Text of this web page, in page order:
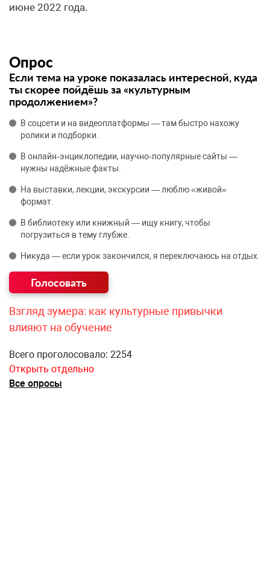
июне 2022 года.
Опрос
Если тема на уроке показалась интересной, куда
ты скорее пойдёшь за «культурным
продолжением»?
В соцсети и на видеоплатформы — там быстро нахожу
ролики и подборки.
В онлайн‑энциклопедии, научно‑популярные сайты —
нужны надёжные факты.
На выставки, лекции, экскурсии — люблю «живой»
формат.
В библиотеку или книжный — ищу книгу, чтобы
погрузиться в тему глубже.
Никуда — если урок закончился, я переключаюсь на отдых.
Взгляд зумера: как культурные привычки
влияют на обучение
Всего проголосовало: 2254
Открыть отдельно
Все опросы